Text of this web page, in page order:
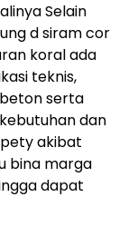
Selain
d siram cor
koral ada
teknis,
serta
dan
akibat
bina marga
dapat